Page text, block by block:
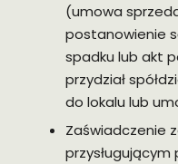
(umowa
postanowienie
spadku lub akt
przydział
do lokalu lub
Zaświadczenie
przysługującym